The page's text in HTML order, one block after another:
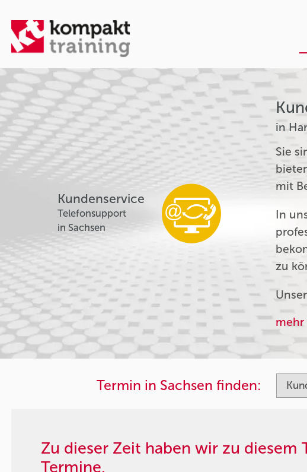
Kundenservice
Telefonsupport
in Sachsen
in
Sie
mit
In
zu
mehr
Termin in Sachsen finden:
Zu dieser Zeit haben wir zu diesem
Termine.